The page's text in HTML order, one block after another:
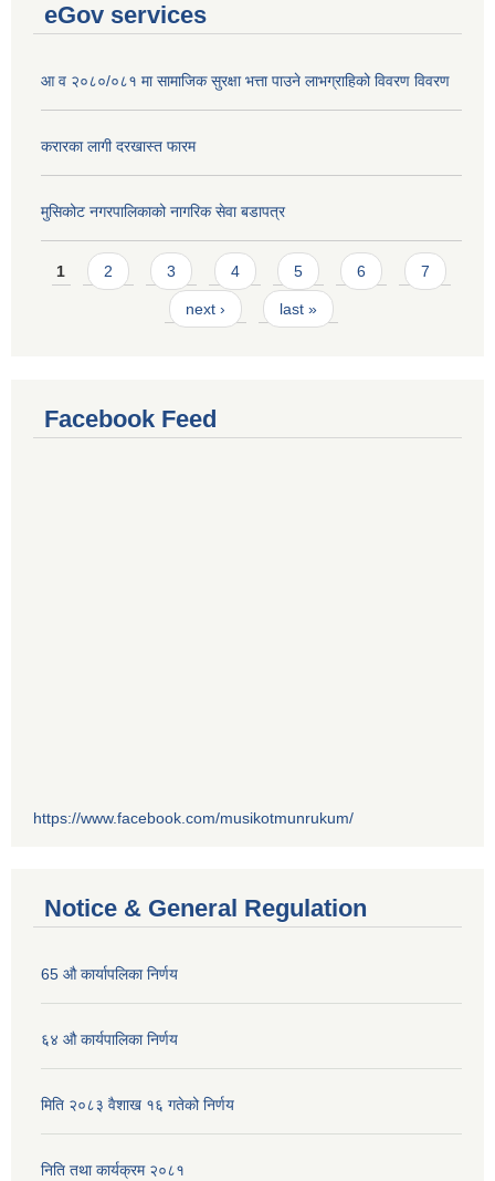
eGov services
आ व २०८०/०८१ मा सामाजिक सुरक्षा भत्ता पाउने लाभग्राहिको विवरण विवरण
करारका लागी दरखास्त फारम
मुसिकोट नगरपालिकाको नागरिक सेवा बडापत्र
Pages
1 2 3 4 5 6 7
next › last »
Facebook Feed
https://www.facebook.com/musikotmunrukum/
Notice & General Regulation
65 औ कार्यापलिका निर्णय
६४ औ कार्यपालिका निर्णय
मिति २०८३ वैशाख १६ गतेको निर्णय
निति तथा कार्यक्रम २०८१